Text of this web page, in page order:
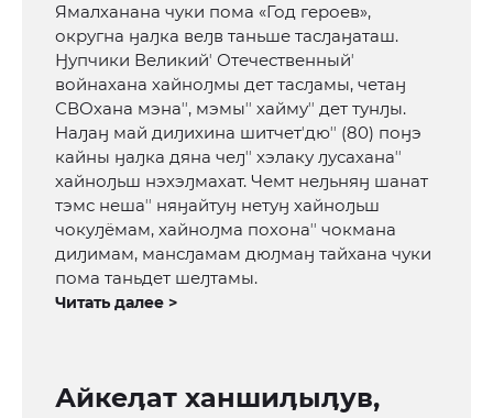
Ямалханана чуки пома «Год героев»,
округна ӈаԓка веԓв таньше тасԓаӈаташ.
Ӈупчики Великийʼ Отечественныйʼ
войнахана хайноԓмы дет тасԓамы, четаӈ
СВОхана мэнаʼʼ, мэмыʼʼ хаймуʼʼ дет тунԓы.
Наԓаӈ май диԓихина шитчетʼдюʼʼ (80) поӈэ
кайны ӈаԓка дяна чеԓʼʼ хэлаку ԓусаханаʼʼ
хайноԓьш нэхэԓмахат. Чемт неԓьняӈ шанат
тэмс нешаʼʼ няӈайтуӈ нетуӈ хайноԓьш
чокуԓёмам, хайноԓма похонаʼʼ чокмана
диԓимам, мансԓамам дюԓмаӈ тайхана чуки
пома таньдет шеԓтамы.
Читать далее >
Айкеӆат ханшиӆыӆув,